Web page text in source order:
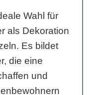
Wahl für
als Dekoration
Es bildet
die eine
und